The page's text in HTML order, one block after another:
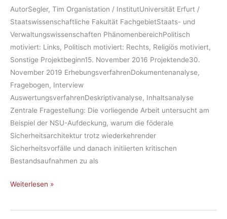
AutorSegler, Tim Organistation / InstitutUniversität Erfurt /
Staatswissenschaftliche Fakultät FachgebietStaats- und
Verwaltungswissenschaften PhänomenbereichPolitisch
motiviert: Links, Politisch motiviert: Rechts, Religiös motiviert,
Sonstige Projektbeginn15. November 2016 Projektende30.
November 2019 ErhebungsverfahrenDokumentenanalyse,
Fragebogen, Interview
AuswertungsverfahrenDeskriptivanalyse, Inhaltsanalyse
Zentrale Fragestellung: Die vorliegende Arbeit untersucht am
Beispiel der NSU-Aufdeckung, warum die föderale
Sicherheitsarchitektur trotz wiederkehrender
Sicherheitsvorfälle und danach initiierten kritischen
Bestandsaufnahmen zu als
Neu­
aus­
rich­
tung
der
Si­
cher­
heits­
ar­
chi­
tek­
tur
Weiterlesen »